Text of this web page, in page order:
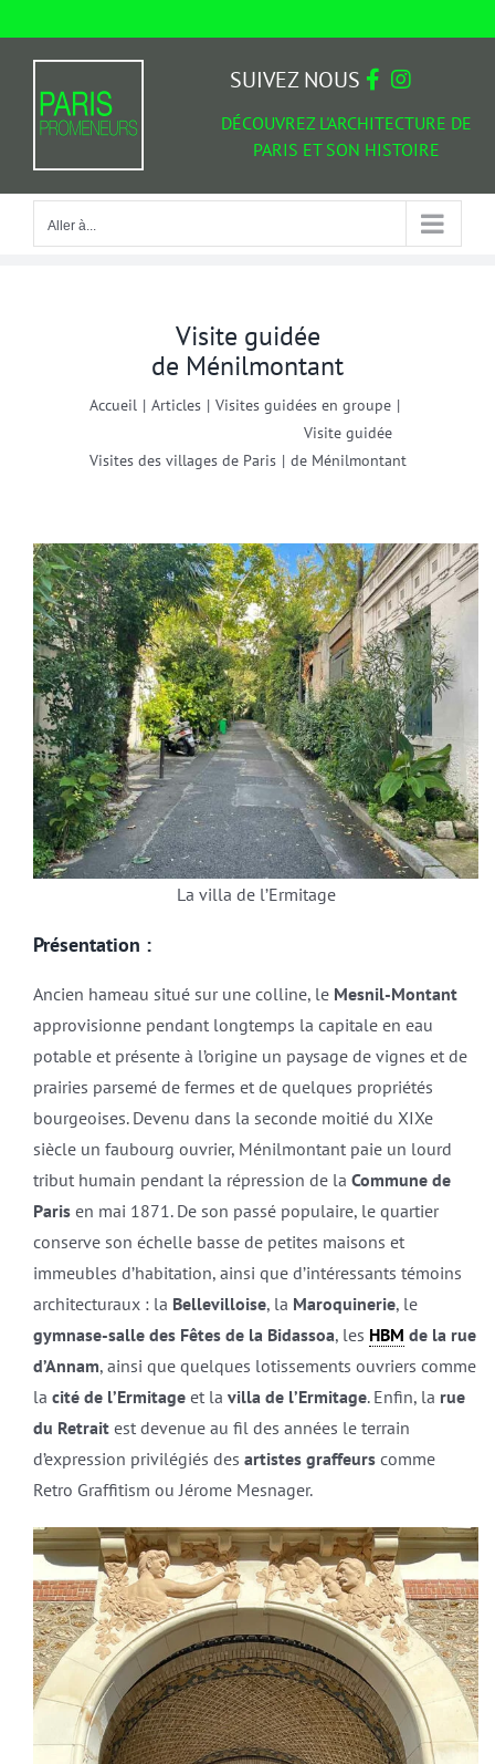
Aller à...
DÉCOUVREZ L'ARCHITECTURE DE
PARIS ET SON HISTOIRE
SUIVEZ NOUS
Aller à...
Visite guidée
de Ménilmontant
Accueil | Articles | Visites guidées en groupe |
Visites des villages de Paris |
Visite guidée
de Ménilmontant
La villa de l’Ermitage
Présentation :
Ancien hameau situé sur une colline, le Mesnil-Montant
approvisionne pendant longtemps la capitale en eau
potable et présente à l’origine un paysage de vignes et de
prairies parsemé de fermes et de quelques propriétés
bourgeoises. Devenu dans la seconde moitié du XIXe
siècle un faubourg ouvrier, Ménilmontant paie un lourd
tribut humain pendant la répression de la Commune de
Paris en mai 1871. De son passé populaire, le quartier
conserve son échelle basse de petites maisons et
immeubles d’habitation, ainsi que d’intéressants témoins
architecturaux : la Bellevilloise, la Maroquinerie, le
gymnase-salle des Fêtes de la Bidassoa, les HBM de la rue
d’Annam, ainsi que quelques lotissements ouvriers comme
la cité de l’Ermitageet la villa de l’Ermitage. Enfin, la rue
du Retraitest devenue au fil des années le terrain
d’expression privilégiés des artistes graffeurscomme
Retro Graffitism ou Jérome Mesnager.